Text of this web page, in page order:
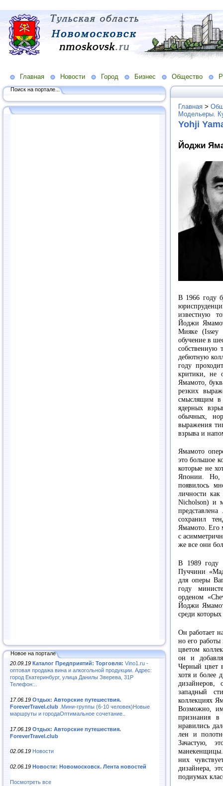
Главная Новости Город Бизнес Общество
Поиск на портале...
Новое на портале
20.09.19 Каталог Предприятий: Торговля: Vino1.ru -
оптовая продажа вина и алкогольной продукции. Адрес:
город Екатеринбург, улица Данилы Зверева, 31Р
Телефон:..
17.06.19 Отдых: Авторские путешествия.
ForeverTravel.club .Мини-группы (6-10 человек)Новые
маршруты и городаОптимальное сочетание..
17.06.19 Отдых: Авторские путешествия.
ForeverTravel.club
02.06.19 Новости
02.06.19 Новости: Новомосковск. Лента новостей
Посмотреть все
Главная >
Модельеры.
Yohji
Йоджи
В 1966 году
известную
Йоджи
Мияке (Issey
обучение в
собственную
дебютную
году
критики, не
Ямамото,
резких
смыслящим
ядерных
обычных,
выражения
взрыва и
Ямамото
это большое
которые не
Японии. Но,
появилось
личности
Nicholson) и
сохранил
Ямамото. Его
с
же все они
В 1989 году
Пуччини
для оперы
году
орденом
Йоджи
среди
Он работает
но его
цветом
он и
Черный цвет
хотя и более
дизайнеров,
западный
коллекциях
Возможно,
признания
нравились
лен и
Зачастую,
манекенщицы.
них
дизайнера,
подиумах